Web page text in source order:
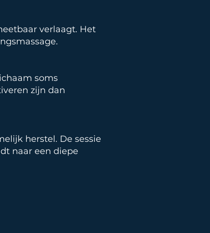
verlaagt. Het
soms
zijn dan
herstel. De sessie
naar een diepe